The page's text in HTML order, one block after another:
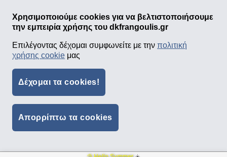
Χρησιμοποιούμε cookies για να βελτιστοποιήσουμε
την εμπειρία χρήσης του dkfrangoulis.gr
Επιλέγοντας δέχομαι συμφωνείτε με την πολιτική
χρήσης cookie μας
Δέχομαι τα cookies!
Απορρίπτω τα cookies